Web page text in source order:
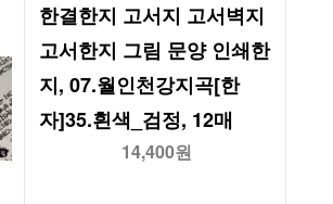
한결한지 고서지 고서벽지
고서한지 그림 문양 인쇄한
지, 07.월인천강지곡[한
자]35.흰색_검정, 12매
14,400원